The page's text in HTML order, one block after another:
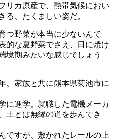
リカ原産で、熱帯気候におい
る、たくましい姿だ。
つ野菜が本当に少ないんで
的な夏野菜でさえ、日に焼け
境期みたいな感じでしょう
、家族と共に熊本県菊池市に
に進学。就職した電機メーカ
土とは無縁の道を歩んでき
ですが、敷かれたレールの上